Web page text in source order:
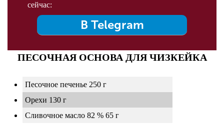
сейчас:
В Telegram
ПЕСОЧНАЯ ОСНОВА ДЛЯ ЧИЗКЕЙКА
Песочное печенье 250 г
Орехи 130 г
Сливочное масло 82 % 65 г